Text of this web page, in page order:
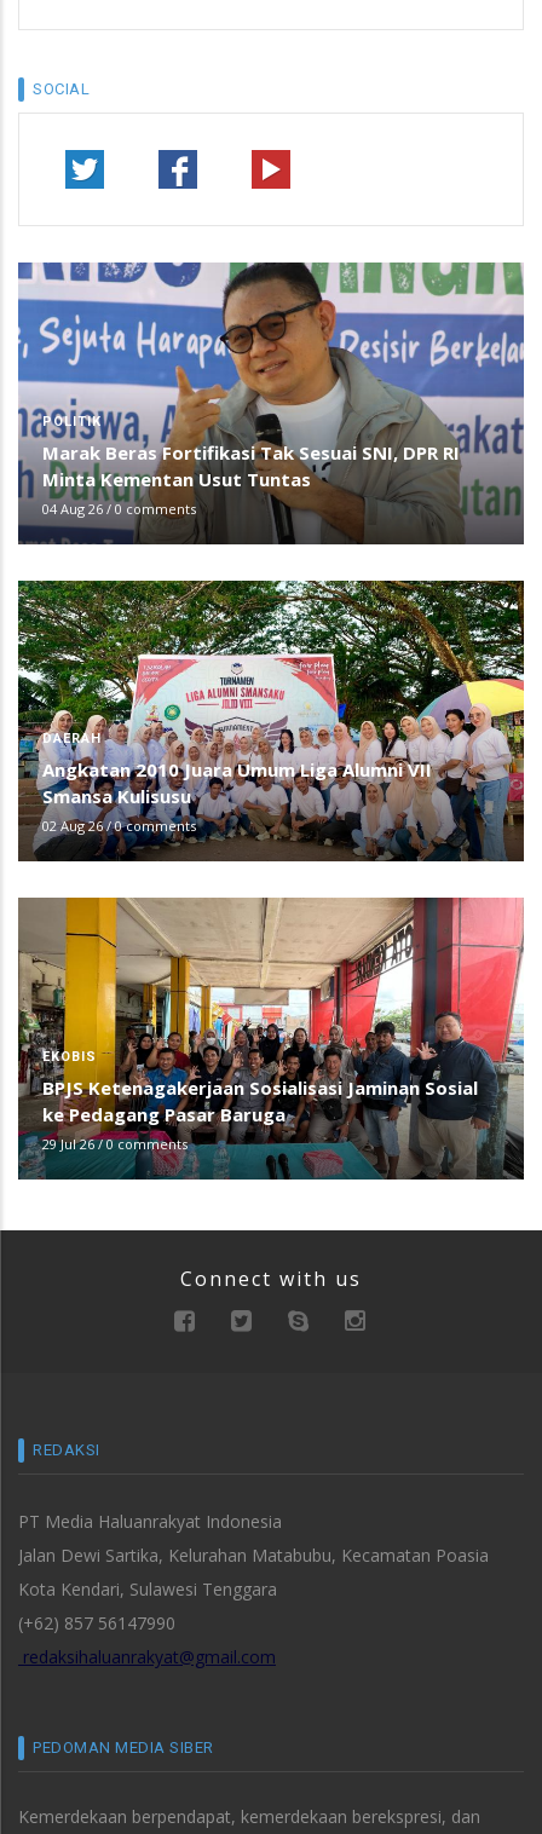
SOCIAL
POLITIK
Marak Beras Fortifikasi Tak Sesuai SNI, DPR RI
Minta Kementan Usut Tuntas
04 Aug 26 / 0 comments
DAERAH
Angkatan 2010 Juara Umum Liga Alumni VII
Smansa Kulisusu
02 Aug 26/0 comments
EKOBIS
BPJS Ketenagakerjaan Sosialisasi Jaminan Sosial
ke Pedagang Pasar Baruga
29 Jul 26/0 comments
Connect with us
REDAKSI
PT Media Haluanrakyat Indonesia
Jalan Dewi Sartika, Kelurahan Matabubu, Kecamatan Poasia
Kota Kendari, Sulawesi Tenggara
(+62) 857 56147990
redaksihaluanrakyat@gmail.com
PEDOMAN MEDIA SIBER
Kemerdekaan berpendapat, kemerdekaan berekspresi, dan